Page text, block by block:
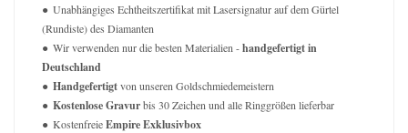
Unabhängiges Echtheitszertifikat mit Lasersignatur auf dem Gürtel
(Rundiste) des Diamanten
Wir verwenden nur die besten Materialien -handgefertigt in
Deutschland
Handgefertigtvon unseren Goldschmiedemeistern
Kostenlose Gravurbis 30 Zeichen und alle Ringgrößen lieferbar
KostenfreieEmpire Exklusivbox